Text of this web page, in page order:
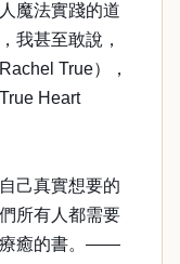
魔法實踐的道
我甚至敢說，
True），
Heart
己真實想要的
所有人都需要
療癒的書。——